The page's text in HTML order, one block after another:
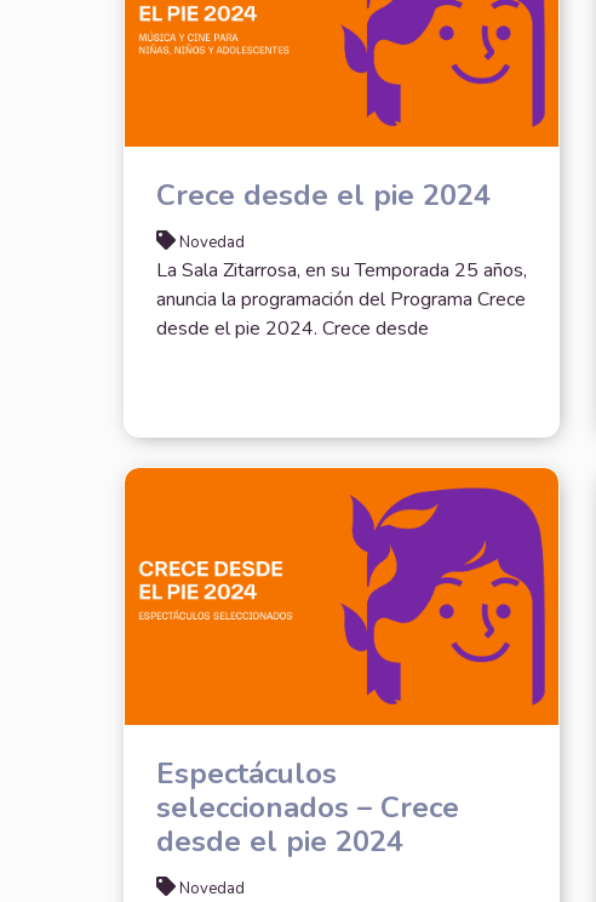
Crece desde el pie 2024
Novedad
La Sala Zitarrosa, en su Temporada 25 años,
anuncia la programación del Programa Crece
desde el pie 2024. Crece desde
Espectáculos
seleccionados – Crece
desde el pie 2024
Novedad